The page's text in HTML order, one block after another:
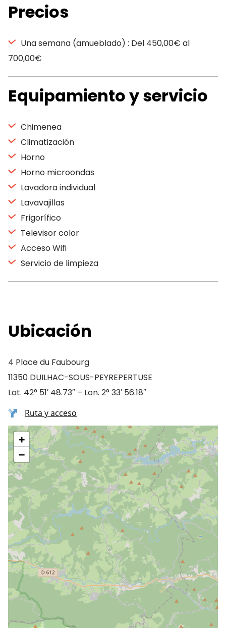
Precios
Una semana (amueblado) : Del 450,00€ al
700,00€
Equipamiento y servicio
Chimenea
Climatización
Horno
Horno microondas
Lavadora individual
Lavavajillas
Frigorífico
Televisor color
Acceso Wifi
Servicio de limpieza
Ubicación
4 Place du Faubourg
11350 DUILHAC-SOUS-PEYREPERTUSE
Lat. 42° 51′ 48.73″ – Lon. 2° 33′ 56.18″
Ruta y acceso
+
−